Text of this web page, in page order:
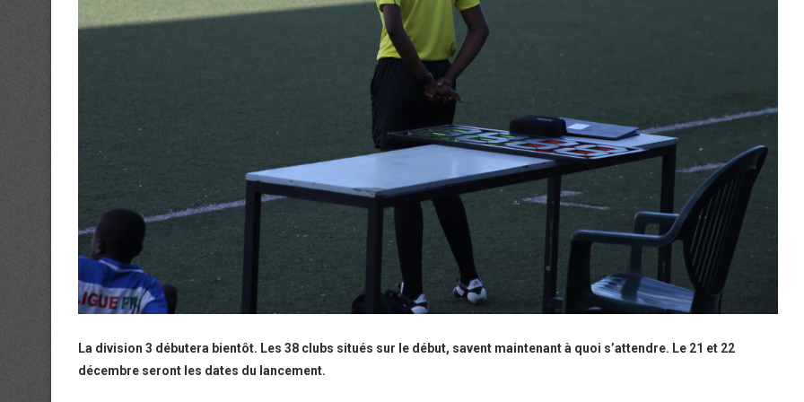
La division 3 débutera bientôt. Les 38 clubs situés sur le début, savent maintenant à quoi s’attendre. Le 21 et 22
décembre seront les dates du lancement.